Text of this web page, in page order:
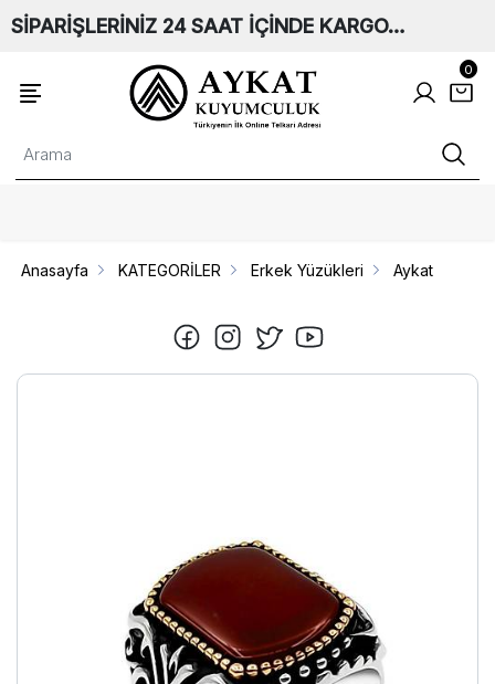
SİPARİŞLERİNİZ 24 SAAT İÇİNDE KARGO…
0
Anasayfa KATEGORİLER Erkek Yüzükleri Aykat